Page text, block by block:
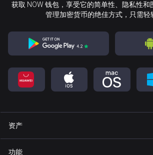
获取 NOW 钱包，享受它的简单性、隐私性和
管理加密货币的绝佳方式，只需轻
资产
功能